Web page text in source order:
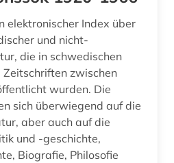
elektronischer Index über
und nicht-
die in schwedischen
zwischen
wurden. Die
sich überwiegend auf die
aber auch auf die
Biografie, Philosofie